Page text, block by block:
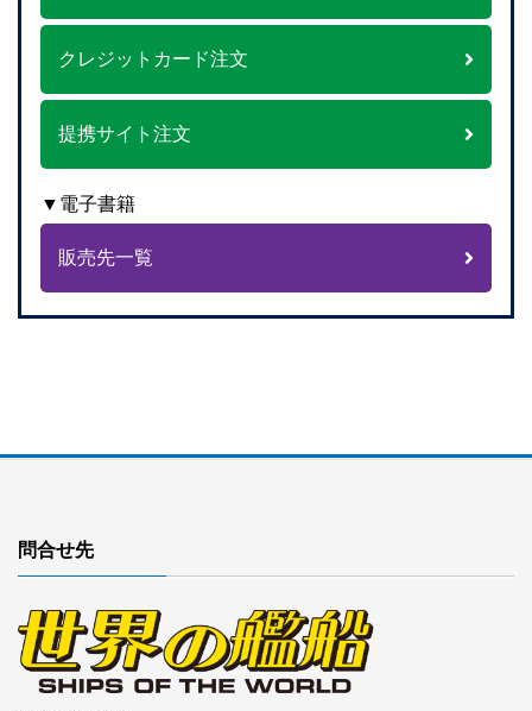
クレジットカード注文
提携サイト注文
▼電子書籍
販売先一覧
問合せ先